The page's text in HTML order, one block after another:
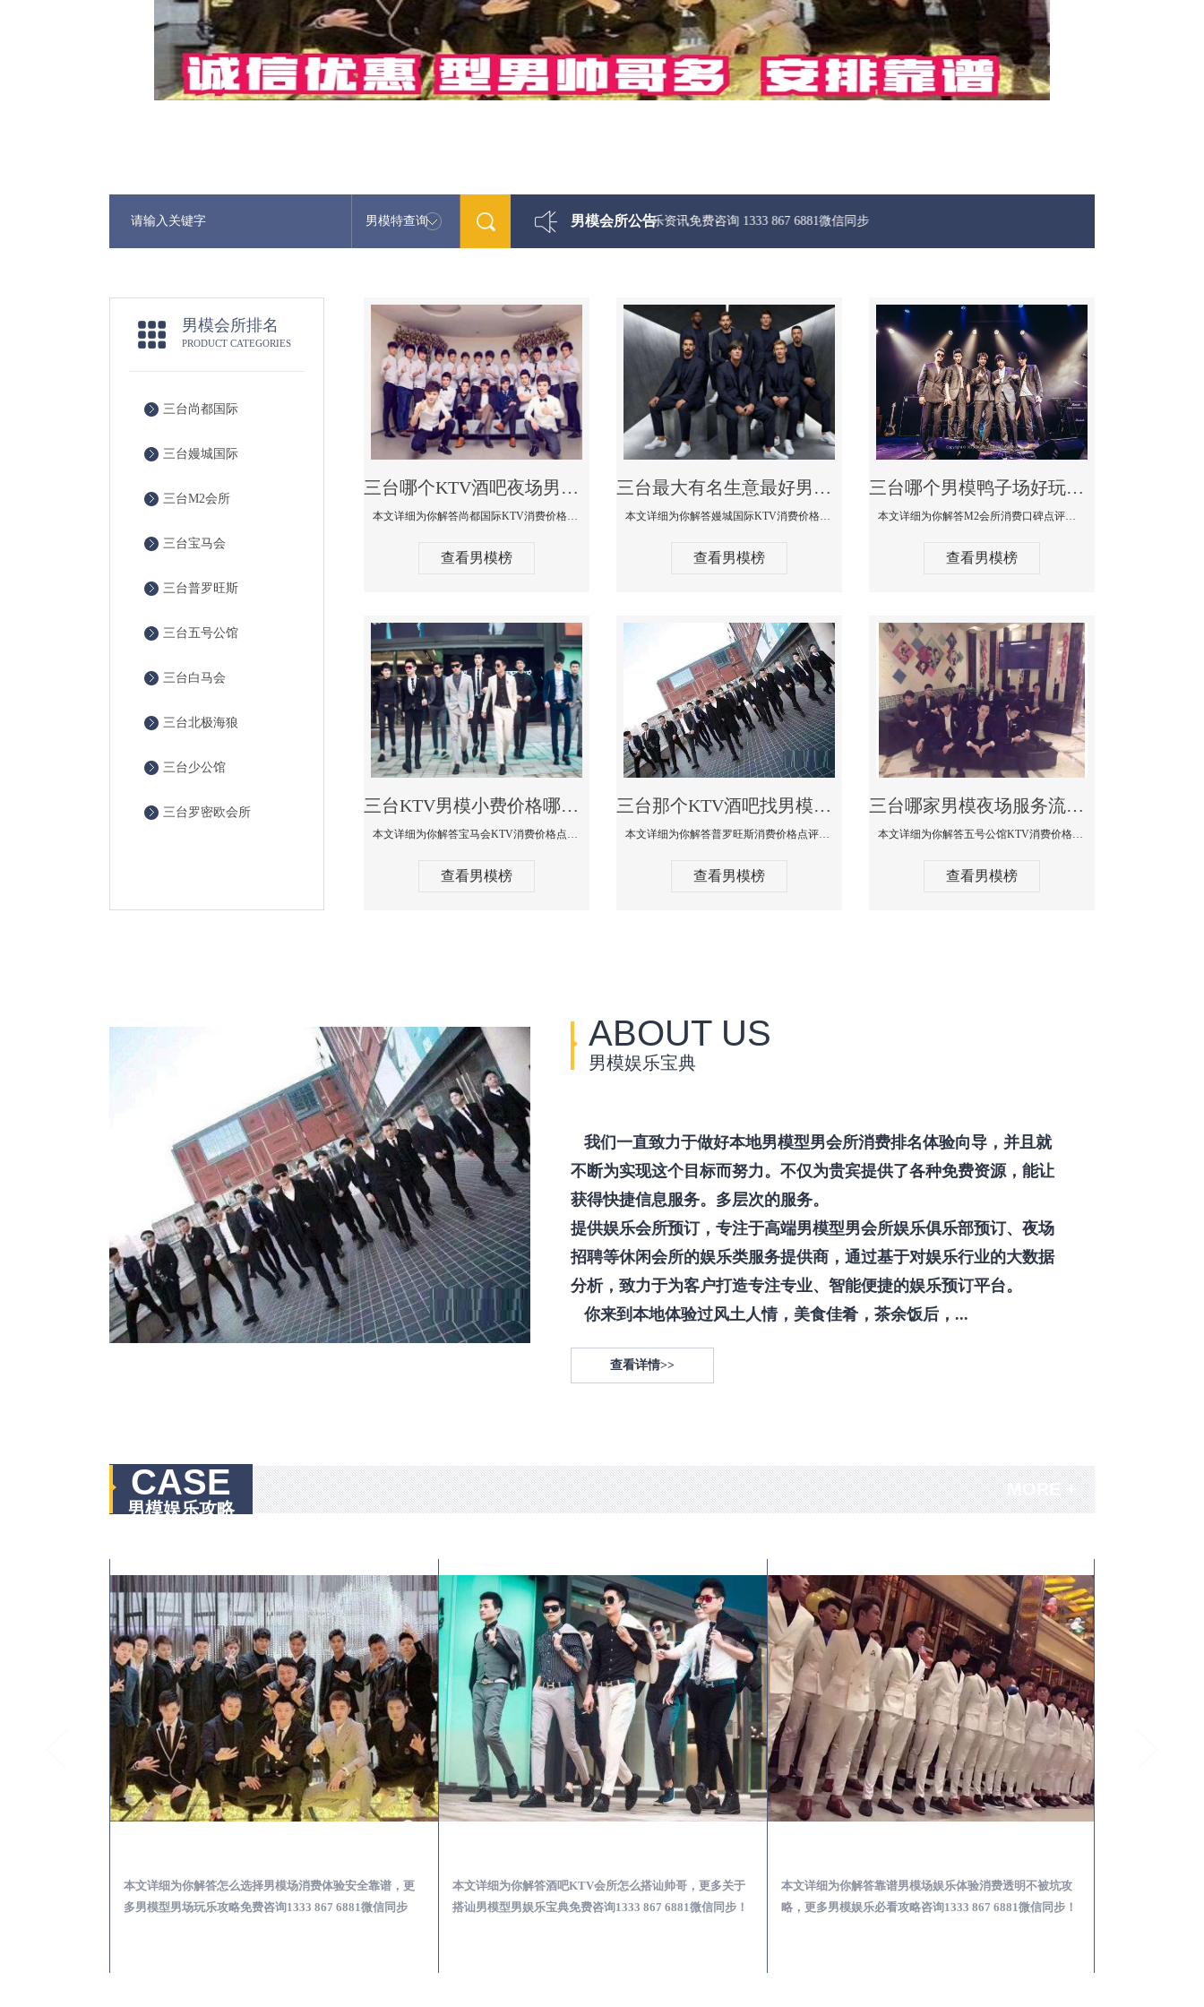
男模特查询 男模会所公告
最新男模娱乐资讯免费咨询 1333 867 6881微信同步
男模会所排名
PRODUCT CATEGORIES
三台尚都国际
三台嫚城国际
三台M2会所
三台宝马会
三台普罗旺斯
三台五号公馆
三台白马会
三台北极海狼
三台少公馆
三台罗密欧会所
三台哪个KTV酒吧夜场男模公关型男最帅-尚都国际KTV消费价格点评
本文详细为你解答尚都国际KTV消费价格点评，更多关于哪个KTV酒吧夜场男模公关型男最帅免费咨询1333 867 6881微信同步
查看男模榜
三台最大有名生意最好男模少爷场KTV体验-嫚城国际KTV消费价格点评
本文详细为你解答嫚城国际KTV消费价格口碑点评，更多关于最大有名生意最好男模少爷场KTV体验免费咨询1333 867 6881微信同步！
查看男模榜
三台哪个男模鸭子场好玩陪酒服务好-M2会所KTV消费口碑点评
本文详细为你解答M2会所消费口碑点评，更多关于哪个男模鸭子场好玩陪酒服务好免费咨询1333 867 6881微信同步！
查看男模榜
三台KTV男模小费价格哪家便宜-宝马会KTV消费口碑点评
本文详细为你解答宝马会KTV消费价格点评，更多关于KTV男模小费价格哪家便宜免费咨询1333 867 6881微信同步！
查看男模榜
三台那个KTV酒吧找男模帅哥男妓多-普罗旺斯KTV真实口碑点评
本文详细为你解答普罗旺斯消费价格点评，更多关于那个KTV酒吧找男模帅哥最多免费咨询1333 867 6881微信同步！
查看男模榜
三台哪家男模夜场服务流程全面-五号公馆KTV消费价格点评
本文详细为你解答五号公馆KTV消费价格，更多关于哪家男模夜场服务流程全面免费咨询1333 867 6881微信同步！
查看男模榜
ABOUT US
男模娱乐宝典
我们一直致力于做好本地男模型男会所消费排名体验向导，并且就
不断为实现这个目标而努力。不仅为贵宾提供了各种免费资源，能让
获得快捷信息服务。多层次的服务。
提供娱乐会所预订，专注于高端男模型男会所娱乐俱乐部预订、夜场
招聘等休闲会所的娱乐类服务提供商，通过基于对娱乐行业的大数据
分析，致力于为客户打造专注专业、智能便捷的娱乐预订平台。
你来到本地体验过风土人情，美食佳肴，茶余饭后，...
查看详情>>
CASE
男模娱乐攻略
本文详细为你解答怎么选择男模场消费体验安全靠谱，更
多男模型男场玩乐攻略免费咨询1333 867 6881微信同步
本文详细为你解答酒吧KTV会所怎么搭讪帅哥，更多关于
搭讪男模型男娱乐宝典免费咨询1333 867 6881微信同步！
本文详细为你解答靠谱男模场娱乐体验消费透明不被坑攻
略，更多男模娱乐必看攻略咨询1333 867 6881微信同步！